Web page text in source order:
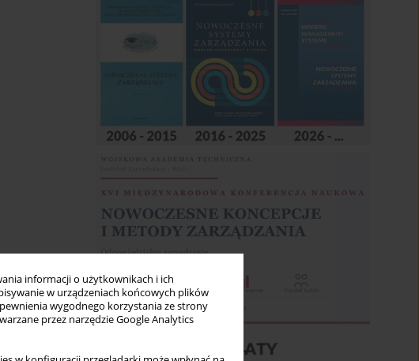
informacji o użytkownikach i ich
w urządzeniach końcowych plików
wygodnego korzystania ze strony
przez narzędzie Google Analytics